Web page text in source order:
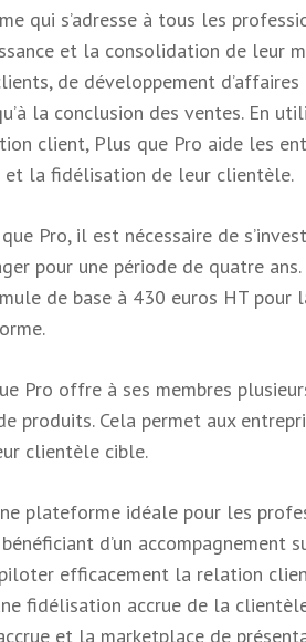
qui s’adresse à tous les
et la consolidation de leur
de développement
la conclusion des ventes. En
client, Plus que Pro aide les
la fidélisation de leur clientèle.
Pro, il est nécessaire de
pour une période de quatre
de base à 430 euros HT
Pro offre à ses membres
produits. Cela permet aux
clientèle cible.
plateforme idéale pour les
d’un accompagnement
efficacement la relation
fidélisation accrue de la
et la marketplace de